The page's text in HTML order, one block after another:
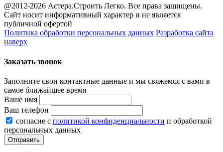
@2012-2026 Астера.Строить Легко. Все права защищены.
Сайт носит информативный характер и не является
публичной офертой
Политика обработки персональных данных Разработка сайта
наверх
Заказать звонок
Заполните свои контактные данные и мы свяжемся с вами в
самое ближайшее время
Ваше имя
Ваш телефон
согласие с политикой конфиденциальности и обработкой
персональных данных